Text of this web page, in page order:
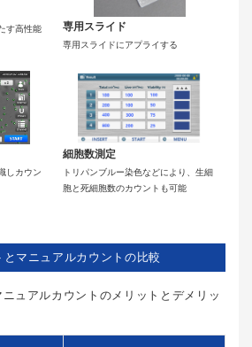
す高性能
専用スライド
専用スライドにアプライする
しカウン
細胞数測定
トリパンブルー染色などにより、生細
胞と死細胞数のカウントも可能
マニュアルカウントの比較
ュアルカウントのメリットとデメリッ